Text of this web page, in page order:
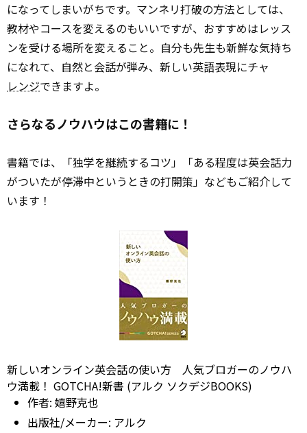
になってしまいがちです。マンネリ打破の方法としては、
教材やコースを変えるのもいいですが、おすすめはレッス
ンを受ける場所を変えること。自分も先生も新鮮な気持ち
になれて、自然と会話が弾み、新しい英語表現にチャ
レンジできますよ。
さらなるノウハウはこの書籍に！
書籍では、「独学を継続するコツ」「ある程度は英会話力
がついたが停滞中というときの打開策」などもご紹介して
います！
新しいオンライン英会話の使い方 人気ブロガーのノウハ
ウ満載！ GOTCHA!新書 (アルク ソクデジBOOKS)
作者: 嬉野克也
出版社/メーカー: アルク